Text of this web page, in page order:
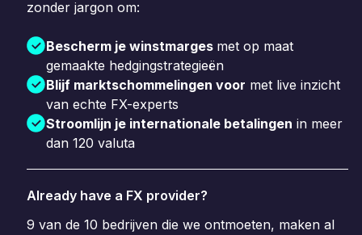
zonder jargon om:
Bescherm je winstmarges met op maat
gemaakte hedgingstrategieën
Blijf marktschommelingen voor met live inzicht
van echte FX-experts
Stroomlijn je internationale betalingen in meer
dan 120 valuta
Already have a FX provider?
9 van de 10 bedrijven die we ontmoeten, maken al